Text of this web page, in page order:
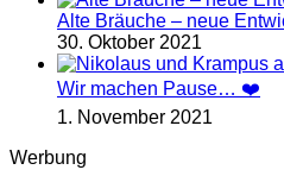
Alte Bräuche – neue
30. Oktober 2021
Wir machen Pause… ❤️
1. November 2021
Werbung